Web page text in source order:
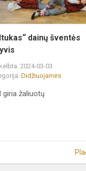
dainų šventės
2024-03-03
Didžiuojamės
giria žaliuotų